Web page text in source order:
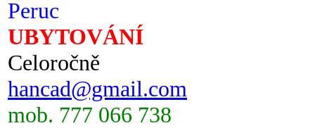
Peruc
UBYTOVÁNÍ
Celoročně
hancad@gmail.com
mob. 777 066 738